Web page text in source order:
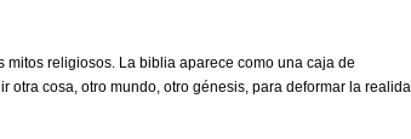
religiosos. La biblia aparece como una caja de
otra cosa, otro mundo, otro génesis, para deformar la